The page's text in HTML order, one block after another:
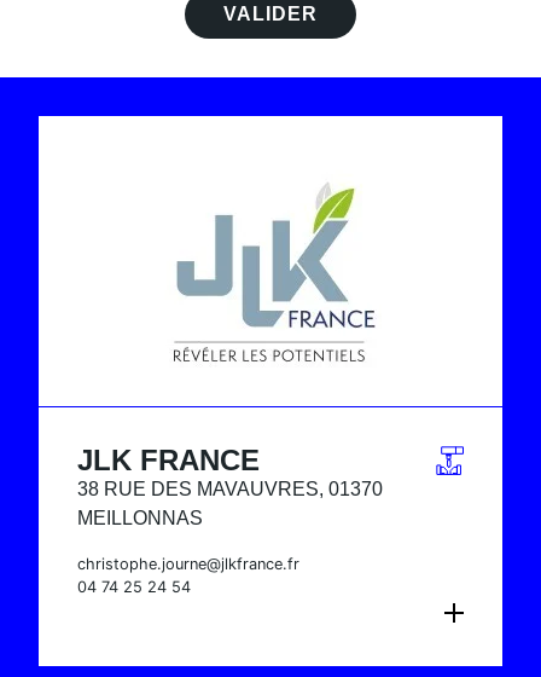
JLK FRANCE
38 RUE DES MAVAUVRES, 01370
MEILLONNAS
christophe.journe@jlkfrance.fr
04 74 25 24 54